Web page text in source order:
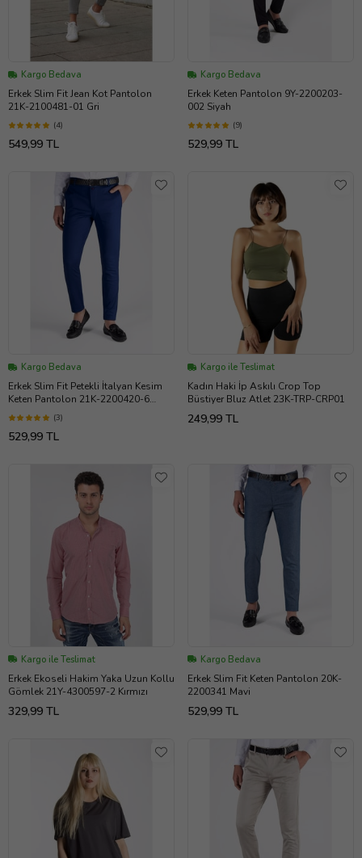
Kargo Bedava
Erkek Slim Fit Jean Kot Pantolon
21K-2100481-01 Gri
(4)
549,99 TL
Kargo Bedava
Erkek Keten Pantolon 9Y-2200203-
002 Siyah
(9)
529,99 TL
Kargo Bedava
Erkek Slim Fit Petekli İtalyan Kesim
Keten Pantolon 21K-2200420-6
Parlement Mavisi
(3)
529,99 TL
Kargo ile Teslimat
Kadın Haki İp Askılı Crop Top
Büstiyer Bluz Atlet 23K-TRP-CRP01
249,99 TL
Kargo ile Teslimat
Erkek Ekoseli Hakim Yaka Uzun Kollu
Gömlek 21Y-4300597-2 Kırmızı
329,99 TL
Kargo Bedava
Erkek Slim Fit Keten Pantolon 20K-
2200341 Mavi
529,99 TL